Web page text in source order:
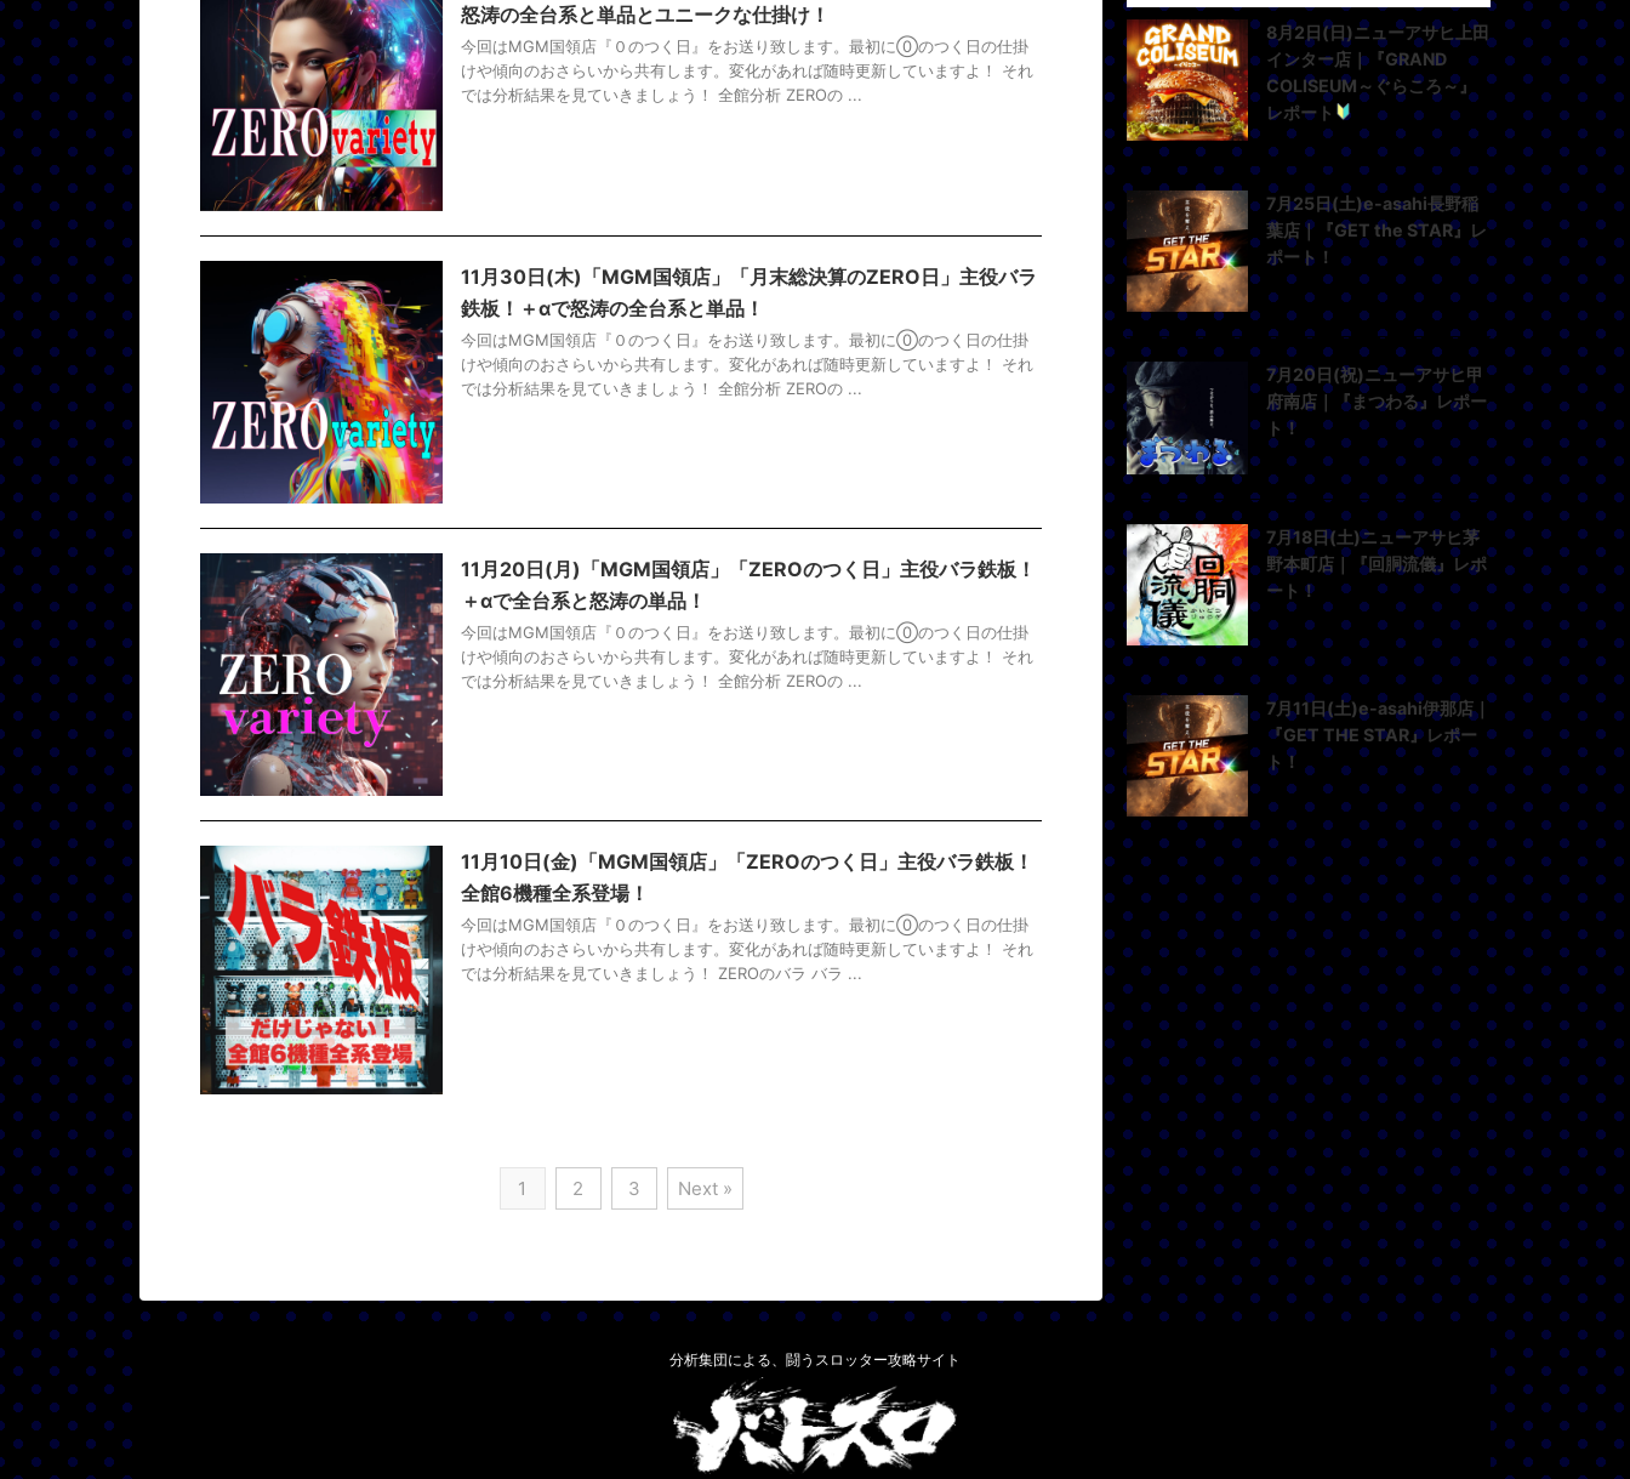
怒涛の全台系と単品とユニークな仕掛け！
今回はMGM国領店『０のつく日』をお送り致します。最初に⓪のつく日の仕掛
けや傾向のおさらいから共有します。変化があれば随時更新していますよ！ それ
では分析結果を見ていきましょう！ 全館分析 ZEROの ...
11月30日(木)「MGM国領店」「月末総決算のZERO日」主役バラ
鉄板！＋αで怒涛の全台系と単品！
今回はMGM国領店『０のつく日』をお送り致します。最初に⓪のつく日の仕掛
けや傾向のおさらいから共有します。変化があれば随時更新していますよ！ それ
では分析結果を見ていきましょう！ 全館分析 ZEROの ...
11月20日(月)「MGM国領店」「ZEROのつく日」主役バラ鉄板！
＋αで全台系と怒涛の単品！
今回はMGM国領店『０のつく日』をお送り致します。最初に⓪のつく日の仕掛
けや傾向のおさらいから共有します。変化があれば随時更新していますよ！ それ
では分析結果を見ていきましょう！ 全館分析 ZEROの ...
11月10日(金)「MGM国領店」「ZEROのつく日」主役バラ鉄板！
全館6機種全系登場！
今回はMGM国領店『０のつく日』をお送り致します。最初に⓪のつく日の仕掛
けや傾向のおさらいから共有します。変化があれば随時更新していますよ！ それ
では分析結果を見ていきましょう！ ZEROのバラ バラ ...
1 2 3 Next »
8月2日(日)ニューアサヒ上田
インター店｜『GRAND
COLISEUM～ぐらころ～』
レポート
7月25日(土)e-asahi長野稲
葉店｜『GET the STAR』レ
ポート！
7月20日(祝)ニューアサヒ甲
府南店｜『まつわる』レポー
ト！
7月18日(土)ニューアサヒ茅
野本町店｜『回胴流儀』レポ
ート！
7月11日(土)e-asahi伊那店｜
『GET THE STAR』レポー
ト！
分析集団による、闘うスロッター攻略サイト